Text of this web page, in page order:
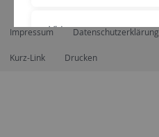
Impressum Datenschutzerklärung
Kurz-Link Drucken
Videos